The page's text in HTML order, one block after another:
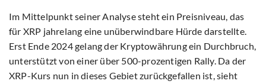
Im Mittelpunkt seiner Analyse steht ein Preisniveau, das
für XRP jahrelang eine unüberwindbare Hürde darstellte.
Erst Ende 2024 gelang der Kryptowährung ein Durchbruch,
unterstützt von einer über 500-prozentigen Rally. Da der
XRP-Kurs nun in dieses Gebiet zurückgefallen ist, sieht